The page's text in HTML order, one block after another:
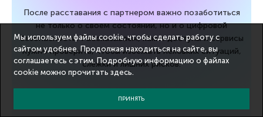
После расставания с партнером важно позаботиться
не только о своем состоянии, но и о цифровой
безопасности. Рассказываем, какие доступы и сервисы
нужно проверить, чтобы избежать неловких ситуаций,
слежки и лишних рисков.
20 июля 2026
Мы используем файлы cookie, чтобы сделать работу с
сайтом удобнее. Продолжая находиться на сайте, вы
соглашаетесь с этим. Подробную информацию о файлах
cookie можно прочитатьздесь.
ПРИНЯТЬ